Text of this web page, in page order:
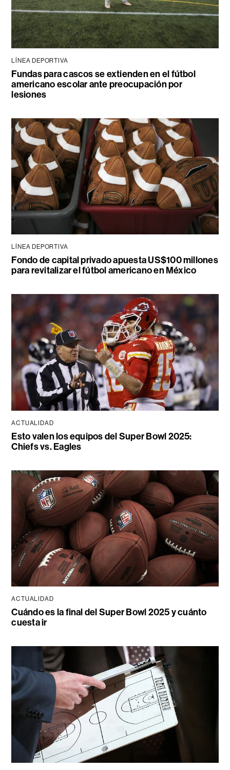
LÍNEA DEPORTIVA
Fundas para cascos se extienden en el fútbol
americano escolar ante preocupación por
lesiones
LÍNEA DEPORTIVA
Fondo de capital privado apuesta US$100 millones
para revitalizar el fútbol americano en México
ACTUALIDAD
Esto valen los equipos del Super Bowl 2025:
Chiefs vs. Eagles
ACTUALIDAD
Cuándo es la final del Super Bowl 2025 y cuánto
cuesta ir